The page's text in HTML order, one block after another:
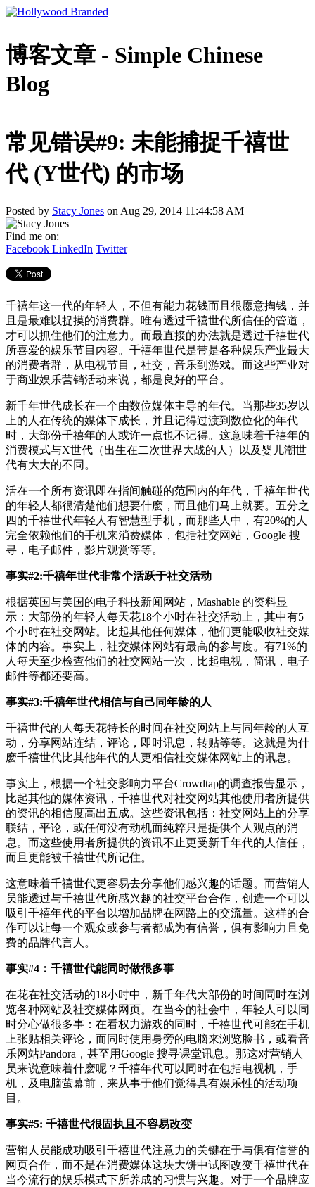
博客文章 - Simple Chinese
Blog
常见错误#9: 未能捕捉千禧世
代 (Y世代) 的市场
Posted by Stacy Jones on Aug 29, 2014 11:44:58 AM
Find me on:
Facebook LinkedIn Twitter
千禧年这一代的年轻人，不但有能力花钱而且很愿意掏钱，并
且是最难以捉摸的消费群。唯有透过千禧世代所信任的管道，
才可以抓住他们的注意力。而最直接的办法就是透过千禧世代
所喜爱的娱乐节目内容。千禧年世代是带是各种娱乐产业最大
的消费者群，从电视节目，社交，音乐到游戏。而这些产业对
于商业娱乐营销活动来说，都是良好的平台。
新千年世代成长在一个由数位媒体主导的年代。当那些35岁以
上的人在传统的媒体下成长，并且记得过渡到数位化的年代
时，大部份千禧年的人或许一点也不记得。这意味着千禧年的
消费模式与X世代（出生在二次世界大战的人）以及婴儿潮世
代有大大的不同。
活在一个所有资讯即在指间触碰的范围内的年代，千禧年世代
的年轻人都很清楚他们想要什麽，而且他们马上就要。五分之
四的千禧世代年轻人有智慧型手机，而那些人中，有20%的人
完全依赖他们的手机来消费媒体，包括社交网站，Google 搜
寻，电子邮件，影片观赏等等。
事实#2:千禧年世代非常个活跃于社交活动
根据英国与美国的电子科技新闻网站，Mashable 的资料显
示：大部份的年轻人每天花18个小时在社交活动上，其中有5
个小时在社交网站。比起其他任何媒体，他们更能吸收社交媒
体的内容。事实上，社交媒体网站有最高的参与度。有71%的
人每天至少检查他们的社交网站一次，比起电视，简讯，电子
邮件等都还要高。
事实#3:千禧年世代相信与自己同年龄的人
千禧世代的人每天花特长的时间在社交网站上与同年龄的人互
动，分享网站连结，评论，即时讯息，转贴等等。这就是为什
麽千禧世代比其他年代的人更相信社交媒体网站上的讯息。
事实上，根据一个社交影响力平台Crowdtap的调查报告显示，
比起其他的媒体资讯，千禧世代对社交网站其他使用者所提供
的资讯的相信度高出五成。这些资讯包括：社交网站上的分享
联结，平论，或任何没有动机而纯粹只是提供个人观点的消
息。而这些使用者所提供的资讯不止更受新千年代的人信任，
而且更能被千禧世代所记住。
这意味着千禧世代更容易去分享他们感兴趣的话题。而营销人
员能透过与千禧世代所感兴趣的社交平台合作，创造一个可以
吸引千禧年代的平台以增加品牌在网路上的交流量。这样的合
作可以让每一个观众或参与者都成为有信誉，俱有影响力且免
费的品牌代言人。
事实#4：千禧世代能同时做很多事
在花在社交活动的18小时中，新千年代大部份的时间同时在浏
览各种网站及社交媒体网页。在当今的社会中，年轻人可以同
时分心做很多事：在看权力游戏的同时，千禧世代可能在手机
上张贴相关评论，而同时使用身旁的电脑来浏览脸书，或看音
乐网站Pandora，甚至用Google 搜寻课堂讯息。那这对营销人
员来说意味着什麽呢？千禧年代可以同时在包括电视机，手
机，及电脑萤幕前，来从事于他们觉得具有娱乐性的活动项
目。
事实#5: 千禧世代很固执且不容易改变
营销人员能成功吸引千禧世代注意力的关键在于与俱有信誉的
网页合作，而不是在消费媒体这块大饼中试图改变千禧世代在
当今流行的娱乐模式下所养成的习惯与兴趣。对于一个品牌应